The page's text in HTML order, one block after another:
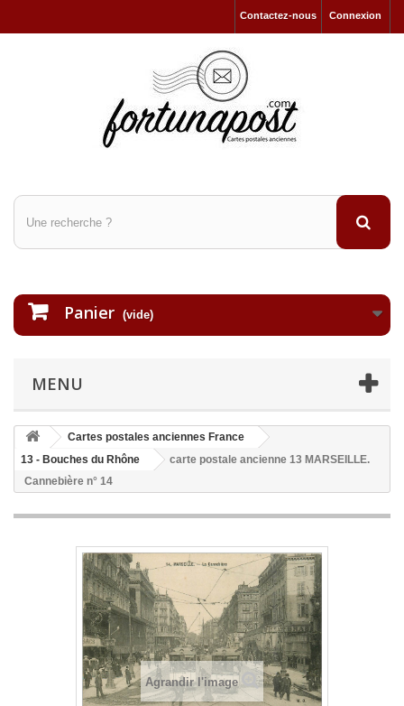
Connexion
Contactez-nous
Panier (vide)
MENU
Cartes postales anciennes France
13 - Bouches du Rhône
carte postale ancienne 13 MARSEILLE.
Cannebière n° 14
Agrandir l'image